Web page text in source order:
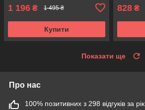
1 196 ₴ 1 495 ₴
Купити
828 ₴
Показати ще
Про нас
100% позитивних з 298 відгуків за рік